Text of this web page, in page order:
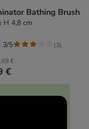
Bathing Brush
H 4,8 cm
€
€
3/5 (3)